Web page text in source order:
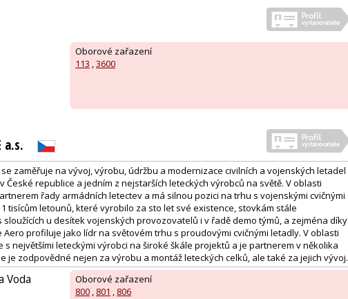
Oborové zařazení
113 ,3600
a.s.
se zaměřuje na vývoj, výrobu, údržbu a modernizace civilních a vojenských letadel
České republice a jedním z nejstarších leteckých výrobců na světě. V oblasti
řady armádních letectev a má silnou pozici na trhu s vojenskými cvičnými
tisícům letounů, které vyrobilo za sto let své existence, stovkám stále
u desítek vojenských provozovatelů i v řadě demo týmů, a zejména díky
Aero profiluje jako lídr na světovém trhu s proudovými cvičnými letadly. V oblasti
největšími leteckými výrobci na široké škále projektů a je partnerem v několika
je zodpovědné nejen za výrobu a montáž leteckých celků, ale také za jejich vývoj.
Oborové zařazení
800 , 801 , 806
Voda